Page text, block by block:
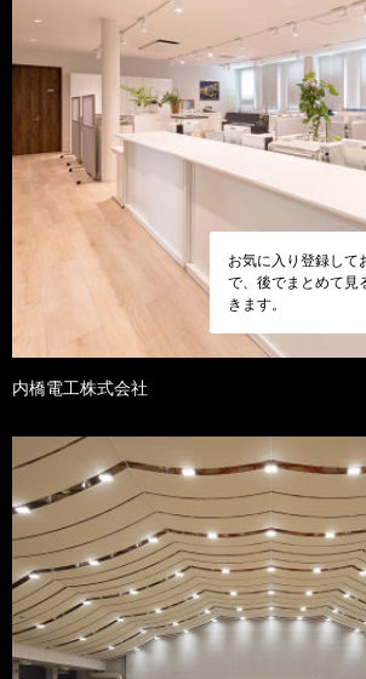
お気に入り登録して
で、後でまとめて見
きます。
内橋電工株式会社